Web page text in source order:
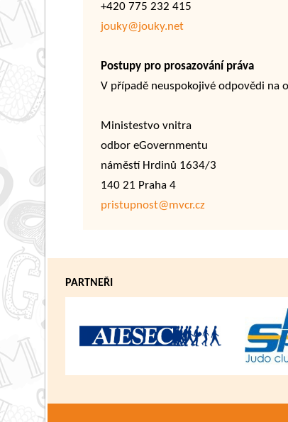
+420 775 232 415
jouky@jouky.net
Postupy pro prosazování práva
V případě neuspokojivé odpovědi na
Ministestvo vnitra
odbor eGovernmentu
náměstí Hrdinů 1634/3
140 21 Praha 4
pristupnost@mvcr.cz
PARTNEŘI